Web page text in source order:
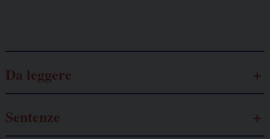
Da leggere
Sentenze